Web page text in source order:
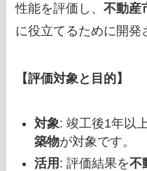
性能を評価し、不動産
に役立てるために開発
【評価対象と目的】
対象: 竣工後1年以
築物が対象です。
活用 : 評価結果を不